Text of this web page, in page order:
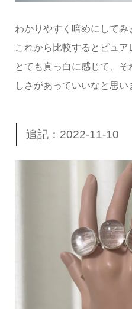
わかりやすく暗めにしてみ
これから比較するとピュ
とても真っ白に感じて、
しさがあっていいなと思い
追記：2022-11-10